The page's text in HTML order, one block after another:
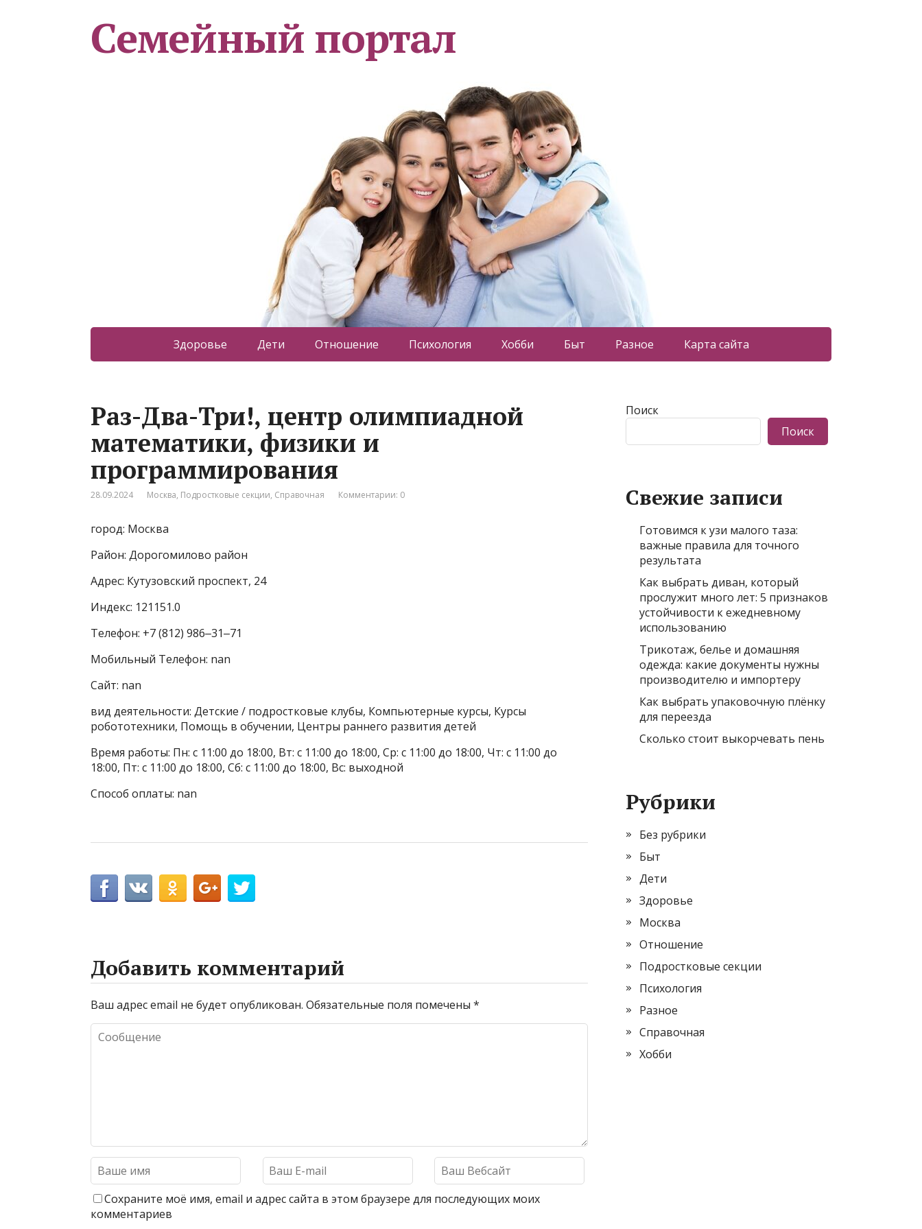
Семейный портал
Здоровье Дети Отношение Психология Хобби Быт Разное Карта сайта
Раз-Два-Три!, центр олимпиадной
математики, физики и
программирования
28.09.2024 Москва, Подростковые секции, Справочная Комментарии: 0
город: Москва
Район: Дорогомилово район
Адрес: Кутузовский проспект, 24
Индекс: 121151.0
Телефон: +7 (812) 986‒31‒71
Мобильный Телефон: nan
Сайт: nan
вид деятельности: Детские / подростковые клубы, Компьютерные курсы, Курсы
робототехники, Помощь в обучении, Центры раннего развития детей
Время работы: Пн: с 11:00 до 18:00, Вт: с 11:00 до 18:00, Ср: с 11:00 до 18:00, Чт: с 11:00 до
18:00, Пт: с 11:00 до 18:00, Сб: с 11:00 до 18:00, Вс: выходной
Способ оплаты: nan
Добавить комментарий
Ваш адрес email не будет опубликован. Обязательные поля помечены *
Сохраните моё имя, email и адрес сайта в этом браузере для последующих моих
комментариев
Поиск
Поиск
Свежие записи
Готовимся к узи малого таза:
важные правила для точного
результата
Как выбрать диван, который
прослужит много лет: 5 признаков
устойчивости к ежедневному
использованию
Трикотаж, белье и домашняя
одежда: какие документы нужны
производителю и импортеру
Как выбрать упаковочную плёнку
для переезда
Сколько стоит выкорчевать пень
Рубрики
Без рубрики
Быт
Дети
Здоровье
Москва
Отношение
Подростковые секции
Психология
Разное
Справочная
Хобби